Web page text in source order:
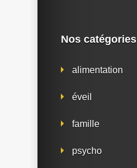
Nos catégories
alimentation
éveil
famille
psycho